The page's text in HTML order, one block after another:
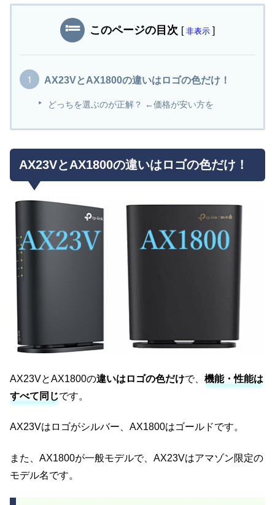
このページの目次 [ 非表示 ]
AX23VとAX1800の違いはロゴの色だけ！
どっちを選ぶのが正解？ ←価格が安い方を
AX23VとAX1800の違いはロゴの色だけ！
AX23VとAX1800の違いはロゴの色だけで、 機能・性能は
すべて同じです。
AX23Vはロゴがシルバー、AX1800はゴールドです。
また、AX1800が一般モデルで、AX23Vはアマゾン限定の
モデル名です。